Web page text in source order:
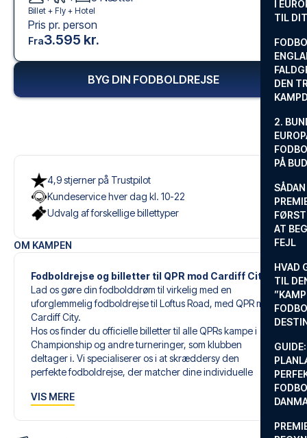
I
TIL
DEN
2.
PÅ
AT
FEJL
HVAD
TIL
4,9 stjerner på Trustpilot
Kundeservice hver dag kl. 10-22
Udvalg af forskellige billettyper
OM KAMPEN
Fodboldrejse og billetter til QPR mod Cardiff City
Lad os gøre din fodbolddrøm til virkelig med en
uforglemmelig fodboldrejse til Loftus Road, med QPR mod
Cardiff City.
Hos os finder du officielle billetter til alle QPRs kampe i
Championship og andre turneringer, som klubben
deltager i. Vi specialiserer os i at skræddersy den
perfekte fodboldrejse, der matcher dine individuelle
at give dig en uforglemmelig oplevelse. Du sammensætter
VIS MERE
Billet + Fly + Hotel
Pris pr. person
Fra3.595 kr.
BYG DIN FODBOLDREJSE